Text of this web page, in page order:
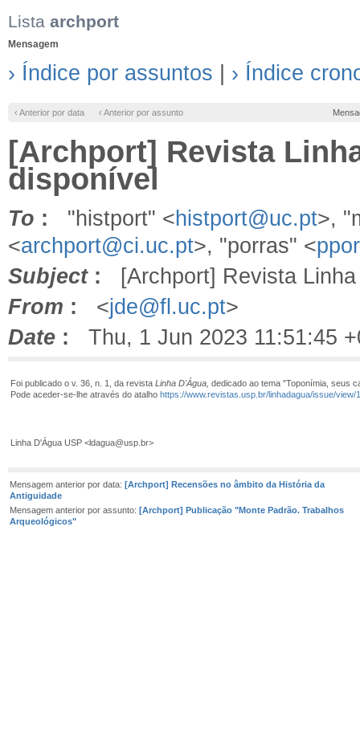
Lista archport
Mensagem
› Índice por assuntos › Índice
‹ Anterior por data ‹ Anterior por assunto
[Archport] Revista
disponível
To : "histport" <histport@uc.pt>,
<archport@ci.uc.pt>, "porras" <
Subject: [Archport] Revista
From : <jde@fl.uc.pt>
Date : Thu, 1 Jun 2023 11:51:45
Foi publicado o v. 36, n. 1, da revista Linha D'Água, dedicado ao tema "Toponímia, seus
Pode aceder-se-lhe através do atalho https://www.revistas.usp.br/linhadagua/issue/view/
Linha D'Água USP <ldagua@usp.br>
Mensagem anterior por data: [Archport] Recensões no âmbito da História da
Antiguidade
Mensagem anterior por assunto: [Archport] Publicação "Monte Padrão. Trabalhos
Arqueológicos"